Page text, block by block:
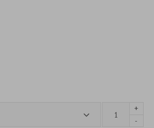
+
-